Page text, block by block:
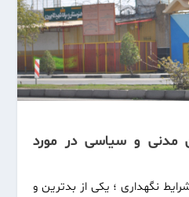
مدنی و سیاسی در مورد
نگهداری ؛ یکی از بدترین و